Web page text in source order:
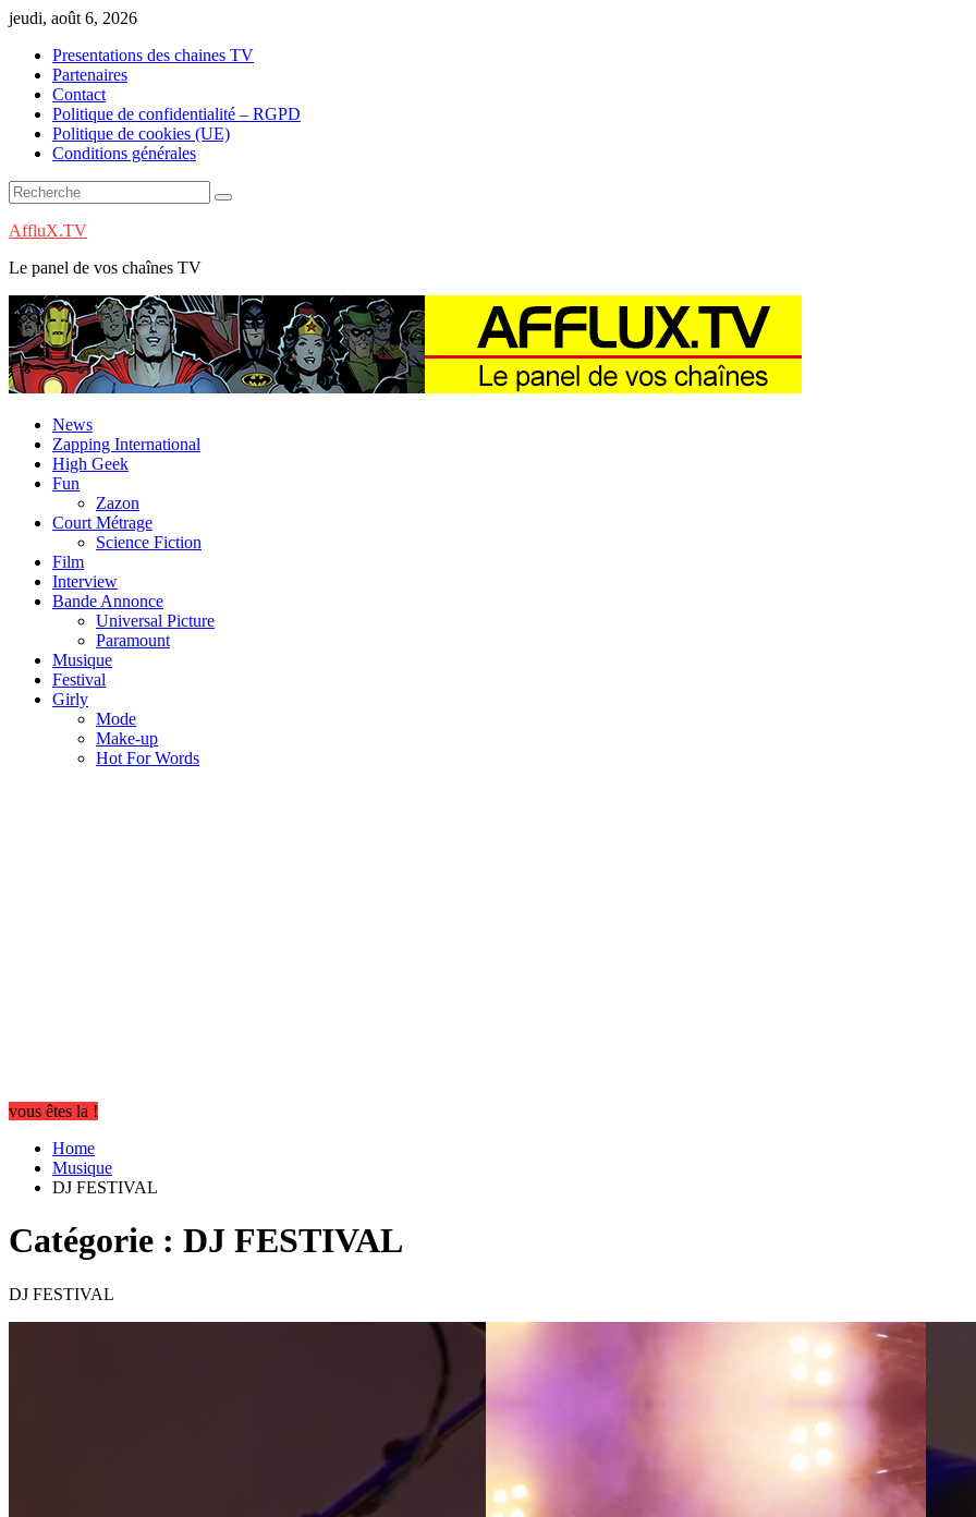
Skip
content
jeudi, août 6, 2026
Presentations des chaines TV
Partenaires
Contact
Politique de confidentialité – RGPD
Politique de cookies (UE)
Conditions générales
AffluX.TV
Le panel de vos chaînes TV
News
Zapping International
High Geek
Fun
Zazon
Court Métrage
Science Fiction
Film
Interview
Bande Annonce
Universal Picture
Paramount
Musique
Festival
Girly
Mode
Make-up
Hot For Words
vous êtes la !
Home
Musique
DJ FESTIVAL
Catégorie : DJ FESTIVAL
DJ FESTIVAL